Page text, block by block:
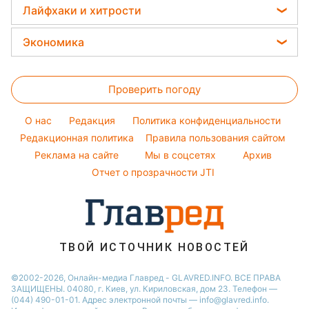
Новости Ровно
Новости Львова
Новости Днепра
Новости Харькова
Все о шоу-бизнесе
Головоломки
Виталий Козловский
Потап
Филипп Киркоров
Елена Зеленская
Ани Лорак
Кейт Миддлтон
Женские стрижки
Окрашивание волос
Красивый маникюр
Модные ошибки
Советы от Андре Тана
Лайфхаки и хитрости
Стирка
Комнатные растения
Уборка
Авто
Экономика
Денежная помощь
Тарифы
Курс валют
Проверить погоду
O нас Редакция
Политика конфиденциальности
Редакционная политика
Правила пользования сайтом
Реклама на сайте
Мы в соцсетях
Архив
Отчет о прозрачности JTI
ТВОЙ ИСТОЧНИК НОВОСТЕЙ
©2002-2026, Онлайн-медиа Главред - GLAVRED.INFO. ВСЕ ПРАВА
ЗАЩИЩЕНЫ. 04080, г. Киев, ул. Кириловская, дом 23. Телефон —
(044) 490-01-01. Адрес электронной почты — info@glavred.info.